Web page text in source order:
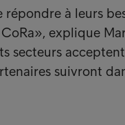
à leurs
explique
secteurs
suivront